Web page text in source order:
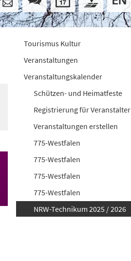
Tourismus Kultur
Veranstaltungen
Veranstaltungskalender
Schützen- und Heimatfeste
Registrierung für Veranstalter
Veranstaltungen erstellen
775-Westfalen
775-Westfalen
775-Westfalen
775-Westfalen
NRW-Technikum 2025 / 2026